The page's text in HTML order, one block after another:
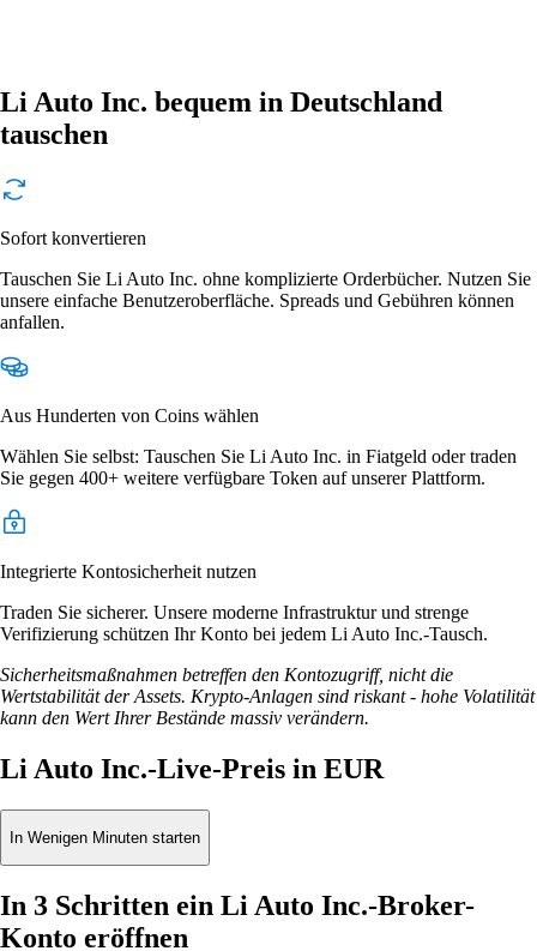
Li Auto Inc. bequem in Deutschland
tauschen
Sofort konvertieren
Tauschen Sie Li Auto Inc. ohne komplizierte Orderbücher. Nutzen Sie
unsere einfache Benutzeroberfläche. Spreads und Gebühren können
anfallen.
Aus Hunderten von Coins wählen
Wählen Sie selbst: Tauschen Sie Li Auto Inc. in Fiatgeld oder traden
Sie gegen 400+ weitere verfügbare Token auf unserer Plattform.
Integrierte Kontosicherheit nutzen
Traden Sie sicherer. Unsere moderne Infrastruktur und strenge
Verifizierung schützen Ihr Konto bei jedem Li Auto Inc.-Tausch.
Sicherheitsmaßnahmen betreffen den Kontozugriff, nicht die
Wertstabilität der Assets. Krypto-Anlagen sind riskant - hohe Volatilität
kann den Wert Ihrer Bestände massiv verändern.
Li Auto Inc.-Live-Preis in EUR
In Wenigen Minuten starten
In 3 Schritten ein Li Auto Inc.-Broker-
Konto eröffnen